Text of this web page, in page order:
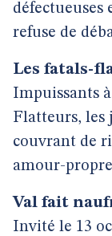
défectueuses
refuse de
Les fatals-
Impuissants
Flatteurs, les
couvrant de
amour-
Val fait
Invité le 13